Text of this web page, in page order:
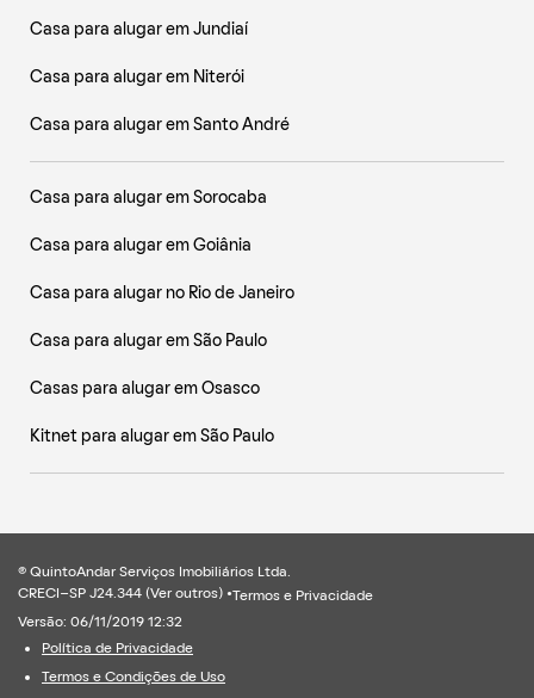
Casa para alugar em Jundiaí
Casa para alugar em Niterói
Casa para alugar em Santo André
Casa para alugar em Sorocaba
Casa para alugar em Goiânia
Casa para alugar no Rio de Janeiro
Casa para alugar em São Paulo
Casas para alugar em Osasco
Kitnet para alugar em São Paulo
® QuintoAndar Serviços Imobiliários Ltda.
CRECI-SP J24.344 (Ver outros) • Termos e Privacidade
Versão: 06/11/2019 12:32
Política de Privacidade
Termos e Condições de Uso